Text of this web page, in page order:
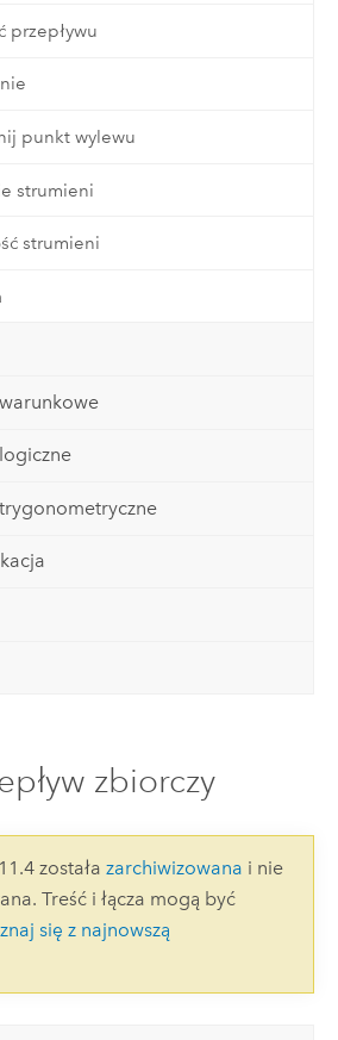
przepływu
punkt wylewu
strumieni
strumieni
zbiorczy
została zarchiwizowana i nie
Treść i łącza mogą być
się z najnowszą